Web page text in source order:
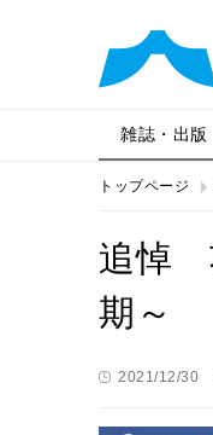
雑誌・出版
トップページ
追悼
期～
2021/12/30